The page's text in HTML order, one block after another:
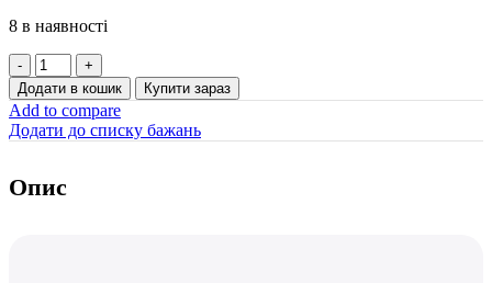
8 в наявності
Настінна
RFID-
міткаHytera
POA71
кількість
Додати в кошик Купити зараз
Add to compare
Додати до списку бажань
Опис